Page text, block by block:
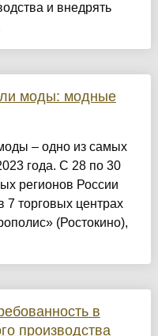
и внедрять
моды: модные
– одно из самых
года. С 28 по 30
регионов России
7 торговых центрах
(Ростокино),
в
производства